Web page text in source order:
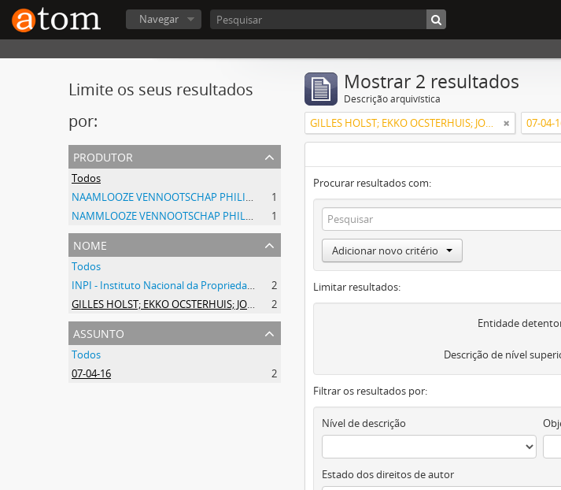
Navegar
Limite os seus resultados
por:
produtor
Todos
NAAMLOOZE VENNOOTSCHAP PHILIPS GLOEILAMPENFABRIEKEN
1
NAMMLOOZE VENNOOTSCHAP PHILIPS GLOEILAMPENFABRIEKEN
1
nome
Todos
INPI - Instituto Nacional da Propriedade Industrial
2
GILLES HOLST; EKKO OCSTERHUIS; JOHANNES BRUIJNES
2
assunto
Todos
07-04-16
2
Mostrar 2 resultados
Descrição arquivística
GILLES HOLST; EKKO OCSTERHUIS; JOHANNES BRUIJNES 07-04-
Procurar resultados com:
Adicionar novo critério
Limitar resultados:
Entidade
Descrição de nível
Filtrar os resultados por:
Nível de descrição
Estado dos direitos de autor